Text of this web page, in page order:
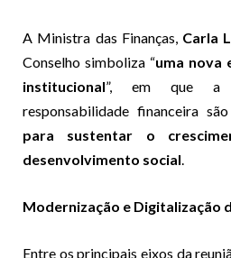
A Ministra das Finanças, Carla
Conselho simboliza “uma nova
institucional”, em que a
responsabilidade financeira são
para sustentar o
desenvolvimento social.
Modernização e Digitalização
Entre os principais eixos da